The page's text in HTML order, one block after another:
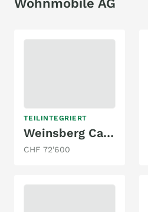
Wohnmobile AG
TEILINTEGRIERT
Weinsberg CaraCompact 600 MF Pepper
CHF 72'600